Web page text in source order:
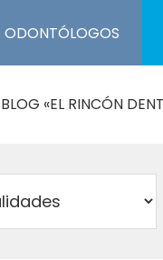
ODONTÓLOGOS
BLOG «EL RINCÓN